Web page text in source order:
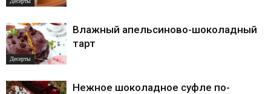
Десерты
Влажный апельсиново-шоколадный
тарт
Нежное шоколадное суфле по-